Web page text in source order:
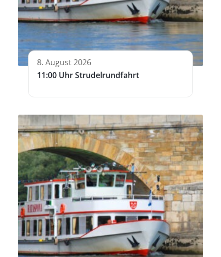
8. August 2026
11:00 Uhr Strudelrundfahrt